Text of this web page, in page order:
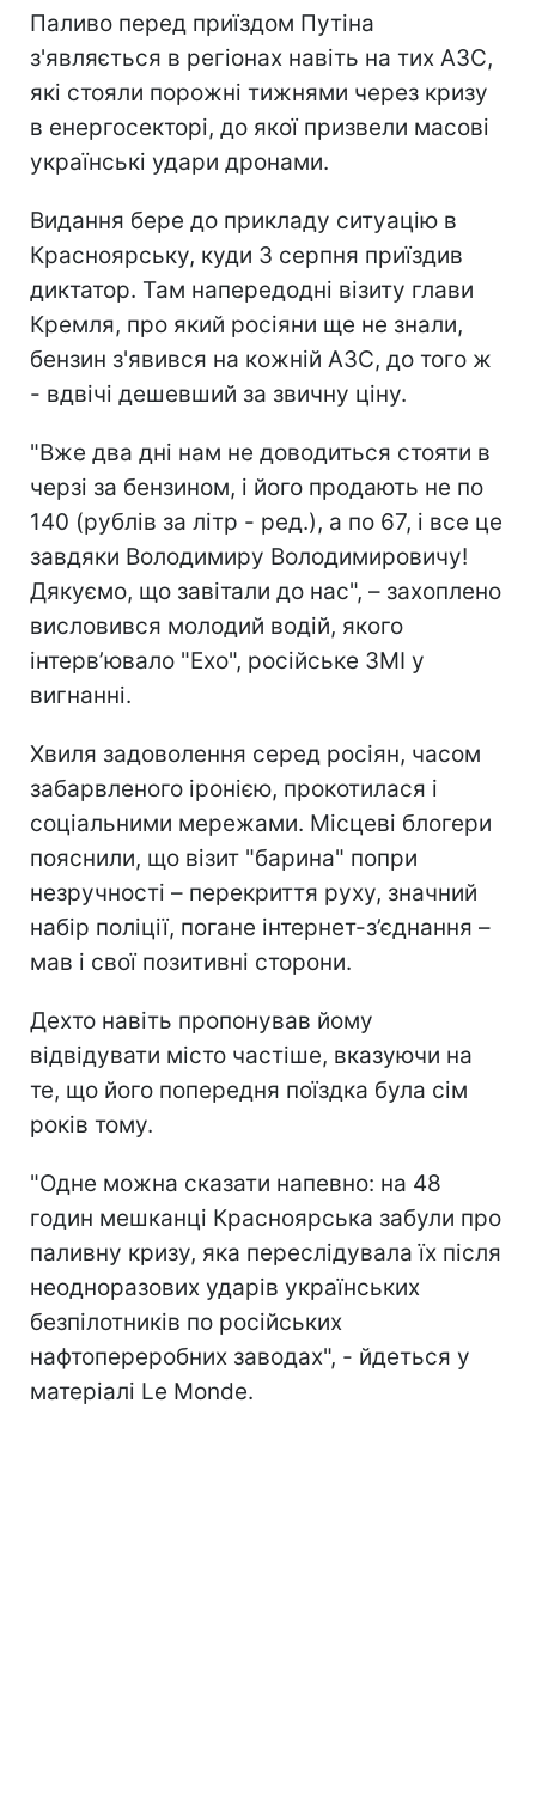
Паливо перед приїздом Путіна
з'являється в регіонах навіть на тих АЗС,
які стояли порожні тижнями через кризу
в енергосекторі, до якої призвели масові
українські удари дронами.
Видання бере до прикладу ситуацію в
Красноярську, куди 3 серпня приїздив
диктатор. Там напередодні візиту глави
Кремля, про який росіяни ще не знали,
бензин з'явився на кожній АЗС, до того ж
- вдвічі дешевший за звичну ціну.
"Вже два дні нам не доводиться стояти в
черзі за бензином, і його продають не по
140 (рублів за літр - ред.), а по 67, і все це
завдяки Володимиру Володимировичу!
Дякуємо, що завітали до нас", – захоплено
висловився молодий водій, якого
інтерв’ювало "Ехо", російське ЗМІ у
вигнанні.
Хвиля задоволення серед росіян, часом
забарвленого іронією, прокотилася і
соціальними мережами. Місцеві блогери
пояснили, що візит "барина" попри
незручності – перекриття руху, значний
набір поліції, погане інтернет-з’єднання –
мав і свої позитивні сторони.
Дехто навіть пропонував йому
відвідувати місто частіше, вказуючи на
те, що його попередня поїздка була сім
років тому.
"Одне можна сказати напевно: на 48
годин мешканці Красноярська забули про
паливну кризу, яка переслідувала їх після
неодноразових ударів українських
безпілотників по російських
нафтопереробних заводах", - йдеться у
матеріалі Le Monde.